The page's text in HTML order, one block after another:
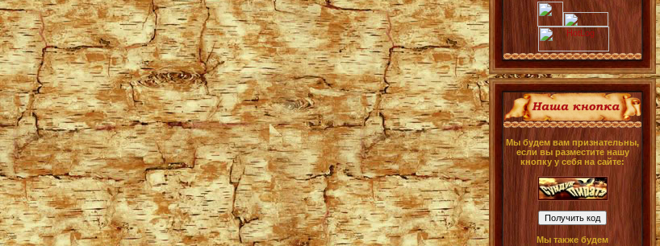
Мы будем вам признательны,
если вы разместите нашу
кнопку у себя на сайте:
Мы также будем